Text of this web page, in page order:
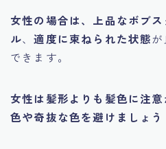
女性の場合は、上品なボブ
ル、適度に束ねられた状態
できます。
女性は髪形よりも髪色に注
色や奇抜な色を避けましょう